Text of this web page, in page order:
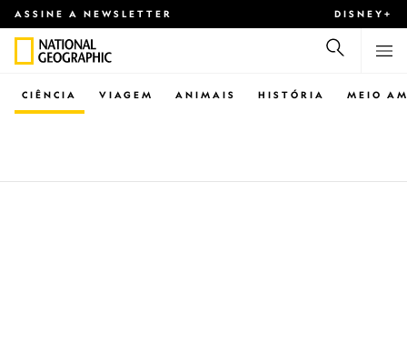
ASSINE A NEWSLETTER DISNEY+
CIÊNCIA VIAGEM ANIMAIS HISTÓRIA MEIO